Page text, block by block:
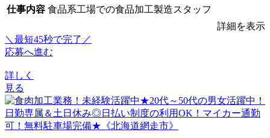
仕事内容 食品系工場での食品加工製造スタッフ
詳細を表示
＼最短45秒で完了／
応募へ進む
詳しく
見る